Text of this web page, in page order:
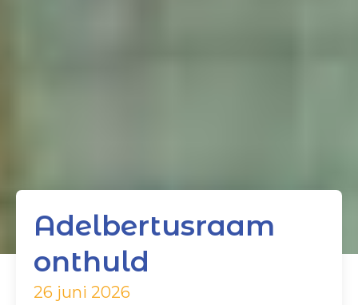
Adelbertusraam
onthuld
26 juni 2026